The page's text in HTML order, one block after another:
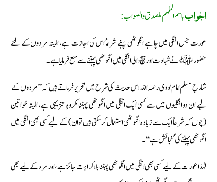
الجوابباسم الملھم للصدق والصواب:
عورت جس انگلی میں چاہے انگوٹھی پہنے شرعاً اس کی اجازت ہے، البتہ مردوں کے لئے
حضور ﷺ نے شہادت اور بیچ والی انگلی میں انگوٹھی پہننے سے منع فرمایا ہے۔
شارحِ مسلم امام نووی رحمہ اللہ اس حدیث کی شرح میں تحریر فرماتے ہیں کہ ’’مردوں کے
لیے ان دو انگلیوں میں سے کسی ایک انگلی میں انگوٹھی پہننا مکروہِ تنزیہی ہے، البتہ خواتین
(چوں کہ شرعاً ایک سے زیادہ انگوٹھی استعمال کرسکتی ہیں تو ان) کے لیے کسی بھی انگلی میں
انگوٹھی پہننے کی گنجائش ہے‘‘۔
لہٰذا عورت کے لیے کسی بھی انگلی میں انگوٹھی پہننا بلا کراہت جائز ہے، اور مرد کے لیے بھی